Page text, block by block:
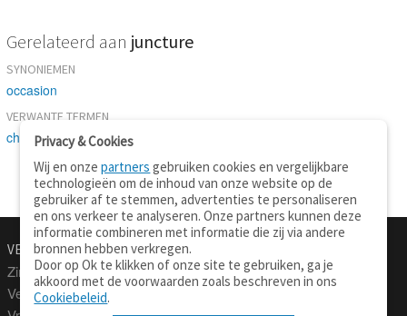
Gerelateerd aan juncture
SYNONIEMEN
occasion
VERWANTE TERMEN
checkpoint-event
VERTALEN.NU
Zinnen vertalen
Verklarend woordenboek
Over deze site
Privacy & Cookies
Wij en onzepartners gebruiken cookies en vergelijkbare
technologieën om de inhoud van onze website op de
gebruiker af te stemmen, advertenties te personaliseren
en ons verkeer te analyseren. Onze partners kunnen deze
informatie combineren met informatie die zij via andere
bronnen hebben verkregen.
Door op Ok te klikken of onze site te gebruiken, ga je
akkoord met de voorwaarden zoals beschreven in ons
Cookiebeleid.